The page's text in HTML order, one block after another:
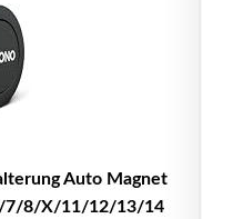
Auto Magnet
7/8/X/11/12/13/14